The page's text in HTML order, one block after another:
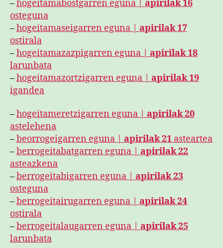
–hogeitamabostgarren eguna | apirilak 16
osteguna
–hogeitamaseigarren eguna | apirilak 17
ostirala
–hogeitamazazpigarren eguna | apirilak 18
larunbata
–hogeitamazortzigarren eguna | apirilak 19
igandea
–hogeitameretzigarren eguna | apirilak 20
astelehena
–beorrogeigarren eguna | apirilak 21 asteartea
–berrogeitabatgarren eguna | apirilak 22
asteazkena
–berrogeitabigarren eguna | apirilak 23
osteguna
–berrogeitairugarren eguna | apirilak 24
ostirala
–berrogeitalaugarren eguna | apirilak 25
larunbata